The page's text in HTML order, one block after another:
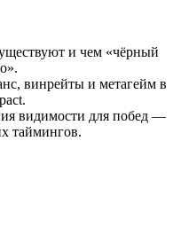
и чем «чёрный
винрейты и метагейм в
видимости для побед —
таймингов.